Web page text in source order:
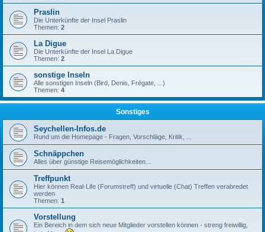
Praslin
Die Unterkünfte der Insel Praslin
Themen: 2
La Digue
Die Unterkünfte der Insel La Digue
Themen: 2
sonstige Inseln
Alle sonstigen Inseln (Bird, Denis, Frégate, ...)
Themen: 4
Sonstiges
Seychellen-Infos.de
Rund um die Homepage - Fragen, Vorschläge, Kritik, ...
Schnäppchen
Alles über günstige Reisemöglichkeiten...
Treffpunkt
Hier können Real-Life (Forumstreff) und virtuelle (Chat) Treffen verabredet
werden
Themen: 1
Vorstellung
Ein Bereich in dem sich neue Mitglieder vorstellen können - streng freiwillig,